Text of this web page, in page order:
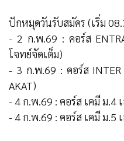
ปักหมุดวันรับสมัคร (เริ่ม
- 2 ก.พ.69 : คอร์ส
โจทย์จัดเต็ม)
- 3 ก.พ.69 : คอร์ส INTER
AKAT)
- 4 ก.พ.69 : คอร์ส เคมี ม.4
- 4 ก.พ.69 : คอร์ส เคมี ม.5